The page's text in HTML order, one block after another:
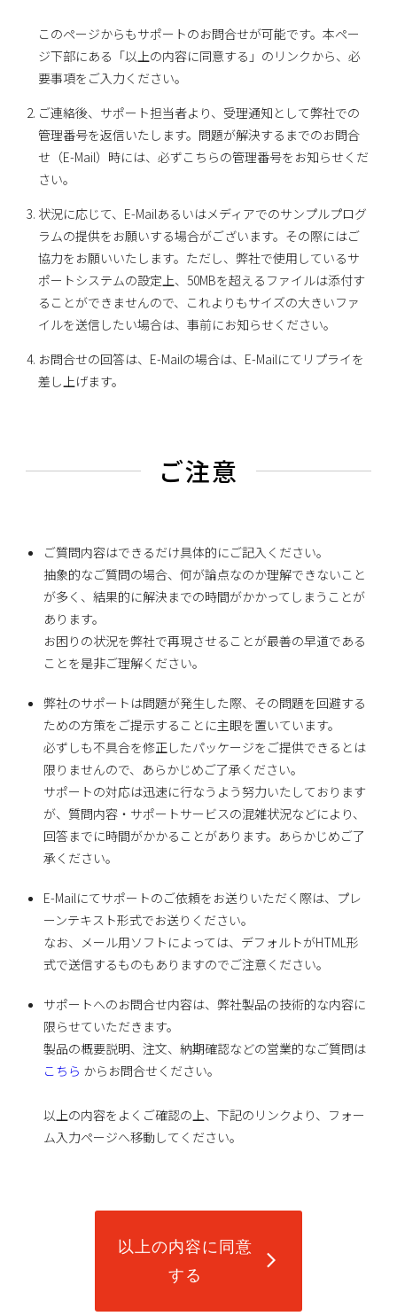
このページからもサポートのお問合せが可能です。本ペー
ジ下部にある「以上の内容に同意する」のリンクから、必
要事項をご入力ください。
ご連絡後、サポート担当者より、受理通知として弊社での
管理番号を返信いたします。問題が解決するまでのお問合
せ（E-Mail）時には、必ずこちらの管理番号をお知らせくだ
さい。
状況に応じて、E-Mailあるいはメディアでのサンプルプログ
ラムの提供をお願いする場合がございます。その際にはご
協力をお願いいたします。ただし、弊社で使用しているサ
ポートシステムの設定上、50MBを超えるファイルは添付す
ることができませんので、これよりもサイズの大きいファ
イルを送信したい場合は、事前にお知らせください。
お問合せの回答は、E-Mailの場合は、E-Mailにてリプライを
差し上げます。
ご注意
ご質問内容はできるだけ具体的にご記入ください。
抽象的なご質問の場合、何が論点なのか理解できないこと
が多く、結果的に解決までの時間がかかってしまうことが
あります。
お困りの状況を弊社で再現させることが最善の早道である
ことを是非ご理解ください。
弊社のサポートは問題が発生した際、その問題を回避する
ための方策をご提示することに主眼を置いています。
必ずしも不具合を修正したパッケージをご提供できるとは
限りませんので、あらかじめご了承ください。
サポートの対応は迅速に行なうよう努力いたしております
が、質問内容・サポートサービスの混雑状況などにより、
回答までに時間がかかることがあります。あらかじめご了
承ください。
E-Mailにてサポートのご依頼をお送りいただく際は、プレ
ーンテキスト形式でお送りください。
なお、メール用ソフトによっては、デフォルトがHTML形
式で送信するものもありますのでご注意ください。
サポートへのお問合せ内容は、弊社製品の技術的な内容に
限らせていただきます。
製品の概要説明、注文、納期確認などの営業的なご質問は
こちら からお問合せください。
以上の内容をよくご確認の上、下記のリンクより、フォー
ム入力ページへ移動してください。
以上の内容に同意
する
arrow_forward_ios